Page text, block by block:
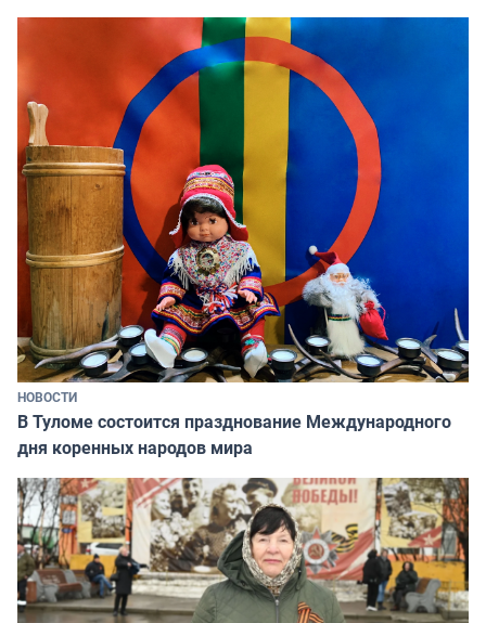
НОВОСТИ
В Туломе состоится празднование Международного
дня коренных народов мира